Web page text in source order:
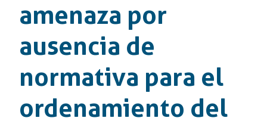
amenaza por
ausencia de
normativa para el
ordenamiento del